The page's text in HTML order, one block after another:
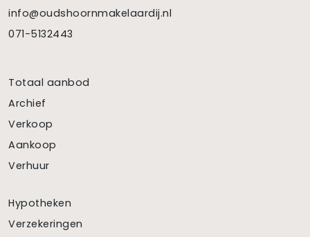
info@oudshoornmakelaardij.nl
071-5132443
Totaal aanbod
Archief
Verkoop
Aankoop
Verhuur
Hypotheken
Verzekeringen